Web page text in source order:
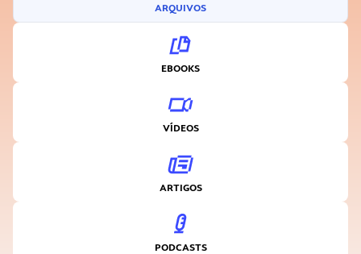
ARQUIVOS
EBOOKS
VÍDEOS
ARTIGOS
PODCASTS